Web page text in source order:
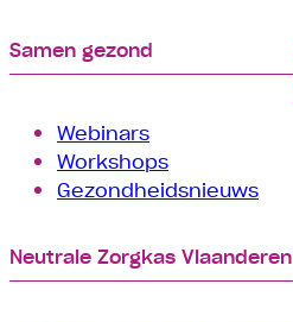
Samen gezond
Webinars
Workshops
Gezondheidsnieuws
Neutrale Zorgkas Vlaanderen